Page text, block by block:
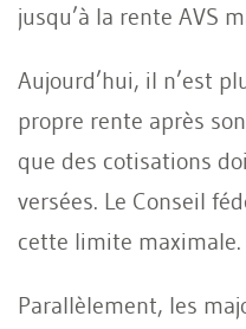
jusqu’à la rente AVS
Aujourd’hui, il n’est
propre rente après
que des cotisations
versées. Le Conseil
cette limite maximale.
Parallèlement, les